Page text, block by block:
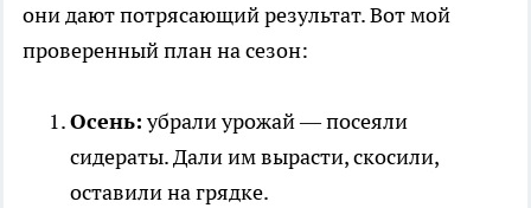
они дают потрясающий результат. Вот мой
проверенный план на сезон:
Осень:убрали урожай — посеяли
сидераты. Дали им вырасти, скосили,
оставили на грядке.